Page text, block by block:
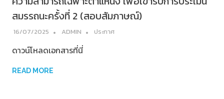
สมรรถนะครั้งที่ 2 (สอบสัมภาษณ์)
16/07/2025 ADMIN ประกาศ
ดาวน์โหลดเอกสารที่นี่
READ MORE